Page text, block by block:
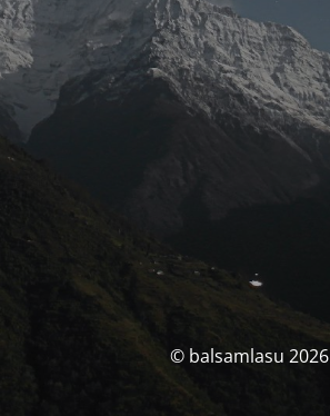
© balsamlasu 2026